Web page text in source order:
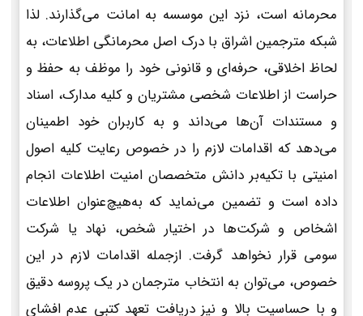
محرمانه است، نزد این موسسه به امانت می‌گذارند. لذا
شبکه مترجمین اشراق با درک اصل محرمانگی اطلاعات، به
لحاظ اخلاقی، حرفه‌ای و قانونی خود را موظف به حفظ و
حراست از اطلاعات شخصی مشتریان و کلیه مدارک، اسناد
و مستندات آن‌ها می‌داند و به کاربران خود اطمینان
می‌دهد که اقدامات لازم را در خصوص رعایت کلیه اصول
امنیتی با تکیه‌بر دانش متخصصان امنیت اطلاعات انجام
داده است و تضمین می‌نماید که به‌هیچ‌عنوان اطلاعات
اشخاص و شرکت‌ها در اختیار شخص، نهاد یا شرکت
سومی قرار نخواهد گرفت. ازجمله اقدامات لازم در این
خصوص، می‌توان به انتخاب مترجمان در یک پروسه دقیق
و با حساسیت بالا و نیز دریافت تعهد کتبی عدم افشای